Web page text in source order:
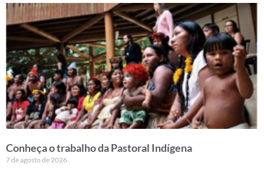
Conheça o trabalho da Pastoral Indígena
7 de agosto de 2026